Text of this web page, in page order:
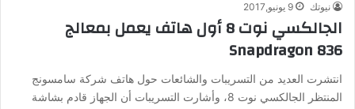
نيوتك 9 يونيو,2017
الجالكسي نوت 8 أول هاتف يعمل بمعالج
Snapdragon 836
انتشرت العديد من التسريبات والشائعات حول هاتف شركة سامسونج
المنتظر الجالكسي نوت 8، وأشارت التسريبات أن الجهاز قادم بشاشة